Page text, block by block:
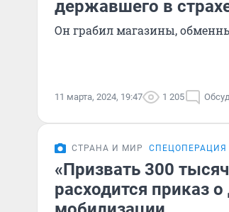
державшего в
Он грабил магазины,
11 марта, 2024, 19:47 1 205
СТРАНА И МИР СПЕЦОПЕРАЦИЯ
«Призвать 300
расходится приказ